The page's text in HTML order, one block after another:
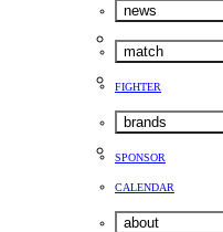
news
match
FIGHTER
brands
SPONSOR
CALENDAR
about